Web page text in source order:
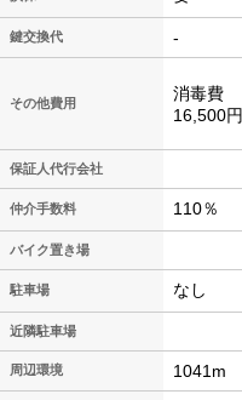
鍵交換代 -
その他費用
消毒費
16,500円
保証人代行会社
仲介手数料 110％
バイク置き場
駐車場 なし
近隣駐車場
周辺環境 1041m